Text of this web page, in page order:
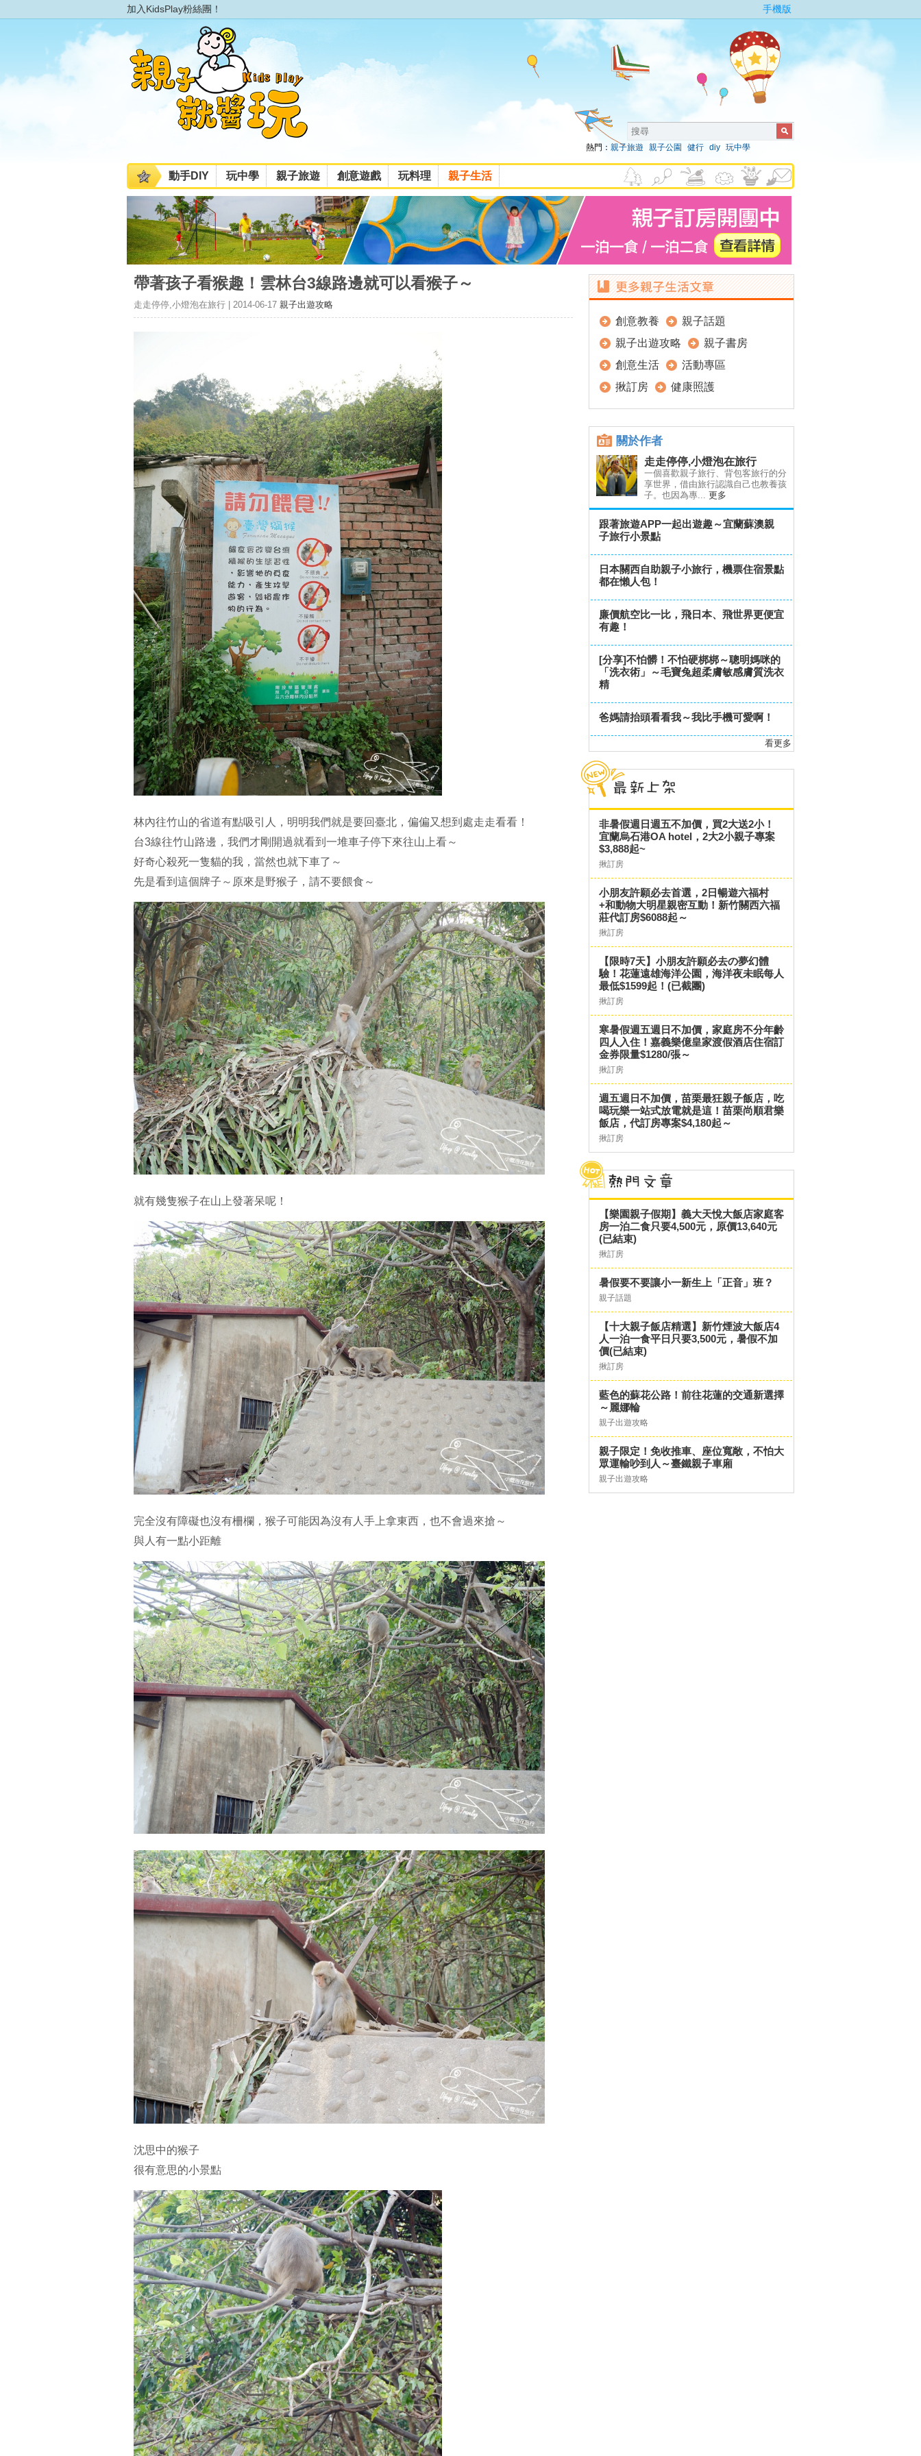
加入KidsPlay粉絲團！ 手機版
熱門： 親子旅遊 親子公園 健行 diy 玩中學
動手DIY 玩中學 親子旅遊 創意遊戲 玩料理 親子生活
帶著孩子看猴趣！雲林台3線路邊就可以看猴子～
走走停停,小燈泡在旅行 | 2014-06-17 親子出遊攻略
林內往竹山的省道有點吸引人，明明我們就是要回臺北，偏偏又想到處走走看看！
台3線往竹山路邊，我們才剛開過就看到一堆車子停下來往山上看～
好奇心殺死一隻貓的我，當然也就下車了～
先是看到這個牌子～原來是野猴子，請不要餵食～
就有幾隻猴子在山上發著呆呢！
完全沒有障礙也沒有柵欄，猴子可能因為沒有人手上拿東西，也不會過來搶～
與人有一點小距離
沈思中的猴子
很有意思的小景點
創意教養
親子話題
親子出遊攻略
親子書房
創意生活
活動專區
揪訂房
健康照護
關於作者
走走停停,小燈泡在旅行
一個喜歡親子旅行、背包客旅行的分
享世界，借由旅行認識自己也教養孩
子。也因為專... 更多
跟著旅遊APP一起出遊趣～宜蘭蘇澳親
子旅行小景點
日本關西自助親子小旅行，機票住宿景點
都在懶人包！
廉價航空比一比，飛日本、飛世界更便宜
有趣！
[分享]不怕髒！不怕硬梆梆～聰明媽咪的
「洗衣術」～毛寶兔超柔膚敏感膚質洗衣
精
爸媽請抬頭看看我～我比手機可愛啊！
看更多
非暑假週日週五不加價，買2大送2小！
宜蘭烏石港OA hotel，2大2小親子專案
$3,888起~
揪訂房
小朋友許願必去首選，2日暢遊六福村
+和動物大明星親密互動！新竹關西六福
莊代訂房$6088起～
揪訂房
【限時7天】小朋友許願必去の夢幻體
驗！花蓮遠雄海洋公園，海洋夜未眠每人
最低$1599起！(已截團)
揪訂房
寒暑假週五週日不加價，家庭房不分年齡
四人入住！嘉義樂億皇家渡假酒店住宿訂
金券限量$1280/張～
揪訂房
週五週日不加價，苗栗最狂親子飯店，吃
喝玩樂一站式放電就是這！苗栗尚順君樂
飯店，代訂房專案$4,180起～
揪訂房
【樂園親子假期】義大天悅大飯店家庭客
房一泊二食只要4,500元，原價13,640元
(已結束)
揪訂房
暑假要不要讓小一新生上「正音」班？
親子話題
【十大親子飯店精選】新竹煙波大飯店4
人一泊一食平日只要3,500元，暑假不加
價(已結束)
揪訂房
藍色的蘇花公路！前往花蓮的交通新選擇
～麗娜輪
親子出遊攻略
親子限定！免收推車、座位寬敞，不怕大
眾運輸吵到人～臺鐵親子車廂
親子出遊攻略